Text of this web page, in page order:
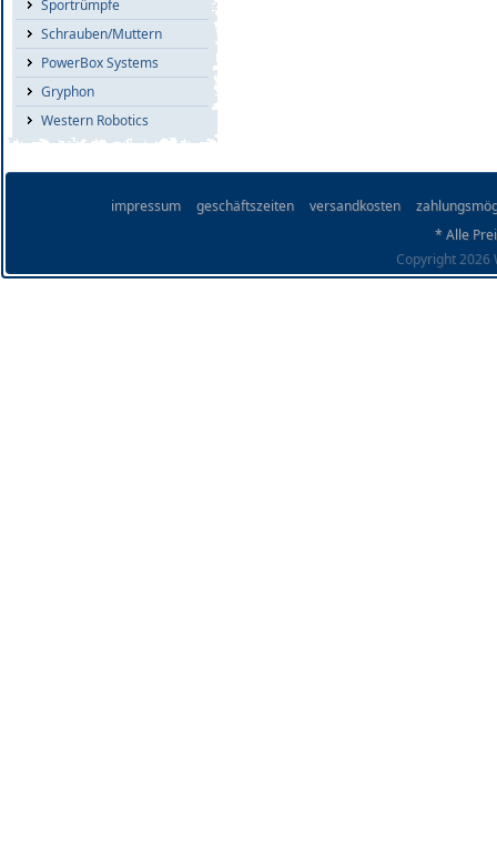
Sportrümpfe
Schrauben/Muttern
PowerBox Systems
Gryphon
Western Robotics
impressum geschäftszeiten versandkosten
* Alle
Copyright 2026